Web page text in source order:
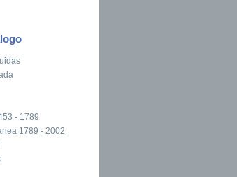
- 1789
1789 - 2002